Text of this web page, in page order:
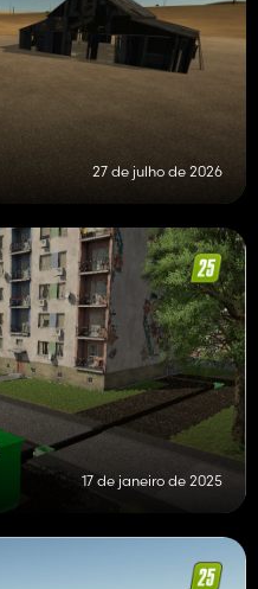
27 de julho de 2026
17 de janeiro de 2025